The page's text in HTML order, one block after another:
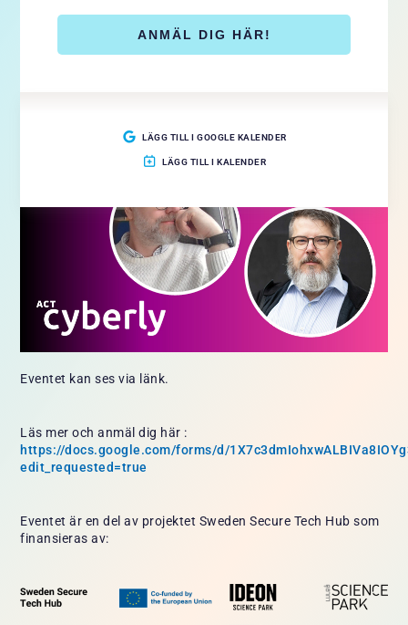
är till och med beroende av det stöd de får på gräsrotsnivå.
Vi kommer att prata om hur svenska volontärorganisationer
Eventet kan ses via länk.
Läs mer och anmäl dig här :
https://docs.google.com/forms/d/
edit_requested=true
Eventet är en del av projektet Sweden Secure Tech Hub som
finansieras av:
ANMÄL DIG HÄR!
LÄGG TILL I GOOGLE KALENDER
LÄGG TILL I KALENDER